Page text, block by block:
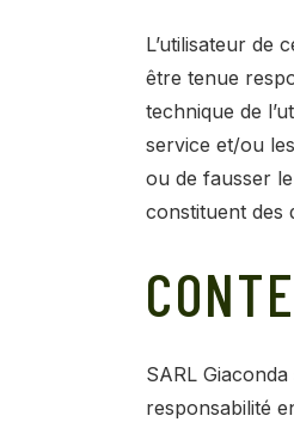
L’utilisateur de
être tenue
technique de
service et/ou
ou de fausser
constituent des
SARL
responsabilité